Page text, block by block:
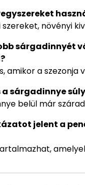
növényi
sárgadinnyét
amikor a szezonja
a sárgadinnye
belül már
jelent a